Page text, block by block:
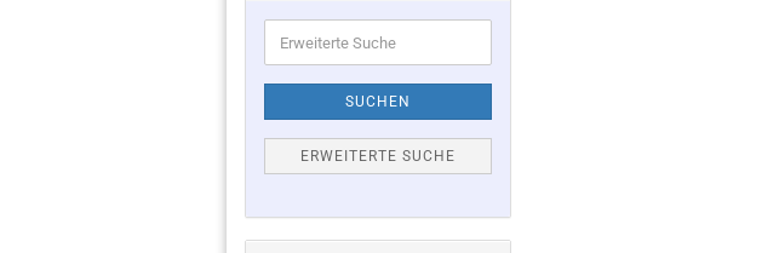
Suche
SUCHEN
ERWEITERTE SUCHE